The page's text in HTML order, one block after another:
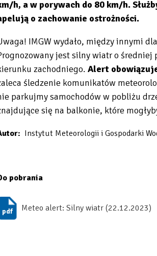
h, a w porywach do 80 km/h.
o zachowanie ostrożności.
IMGW wydało, między innymi
jest silny wiatr o
zachodniego. Alert
śledzenie komunikatów
parkujmy samochodów w pobliżu
się na balkonie, które
Instytut Meteorologii i Gospodarki
pobrania
Meteo alert: Silny wiatr (22.12.2023)